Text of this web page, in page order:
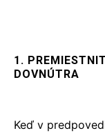
1.
DOVNÚTRA
Keď v